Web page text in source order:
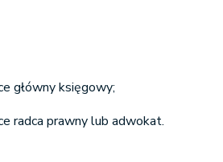
główny księgowy;
radca prawny lub adwokat.